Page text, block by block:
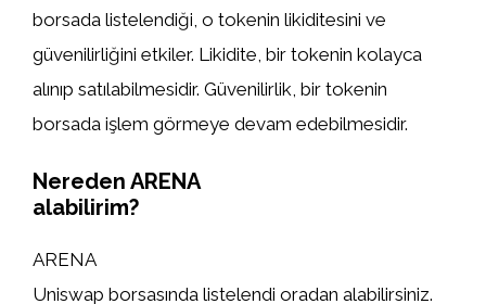
borsada listelendiği, o tokenin likiditesini ve
güvenilirliğini etkiler. Likidite, bir tokenin kolayca
alınıp satılabilmesidir. Güvenilirlik, bir tokenin
borsada işlem görmeye devam edebilmesidir.
Nereden ARENA
alabilirim?
ARENA
Uniswap borsasında listelendi oradan alabilirsiniz.